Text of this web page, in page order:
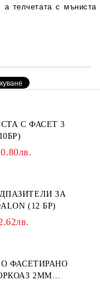
а телчетата с мъниста
С ФАСЕТ 3
925 (10БР)
ЗА
(12 БР)
ФАСЕТИРАНО
2ММ